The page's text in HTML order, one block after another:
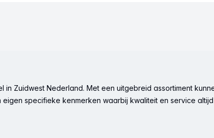
Zuidwest Nederland. Met een uitgebreid assortiment
specifieke kenmerken waarbij kwaliteit en service